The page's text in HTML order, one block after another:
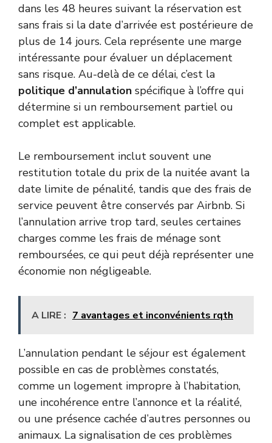
dans les 48 heures suivant la réservation est
sans frais si la date d’arrivée est postérieure de
plus de 14 jours. Cela représente une marge
intéressante pour évaluer un déplacement
sans risque. Au-delà de ce délai, c’est la
politique d’annulation spécifique à l’offre qui
détermine si un remboursement partiel ou
complet est applicable.
Le remboursement inclut souvent une
restitution totale du prix de la nuitée avant la
date limite de pénalité, tandis que des frais de
service peuvent être conservés par Airbnb. Si
l’annulation arrive trop tard, seules certaines
charges comme les frais de ménage sont
remboursées, ce qui peut déjà représenter une
économie non négligeable.
A LIRE : 7 avantages et inconvénients rqth
L’annulation pendant le séjour est également
possible en cas de problèmes constatés,
comme un logement impropre à l’habitation,
une incohérence entre l’annonce et la réalité,
ou une présence cachée d’autres personnes ou
animaux. La signalisation de ces problèmes